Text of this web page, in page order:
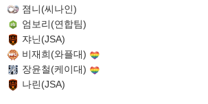
졈니(씨나인)
엄보리(연합팀)
쟈닌(JSA)
비재희(와플대)
장윤철(케이대)
나린(JSA)